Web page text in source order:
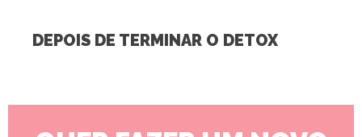
DEPOIS DE TERMINAR O DETOX